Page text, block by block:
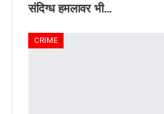
संदिग्ध हमलावर भी…
CRIME